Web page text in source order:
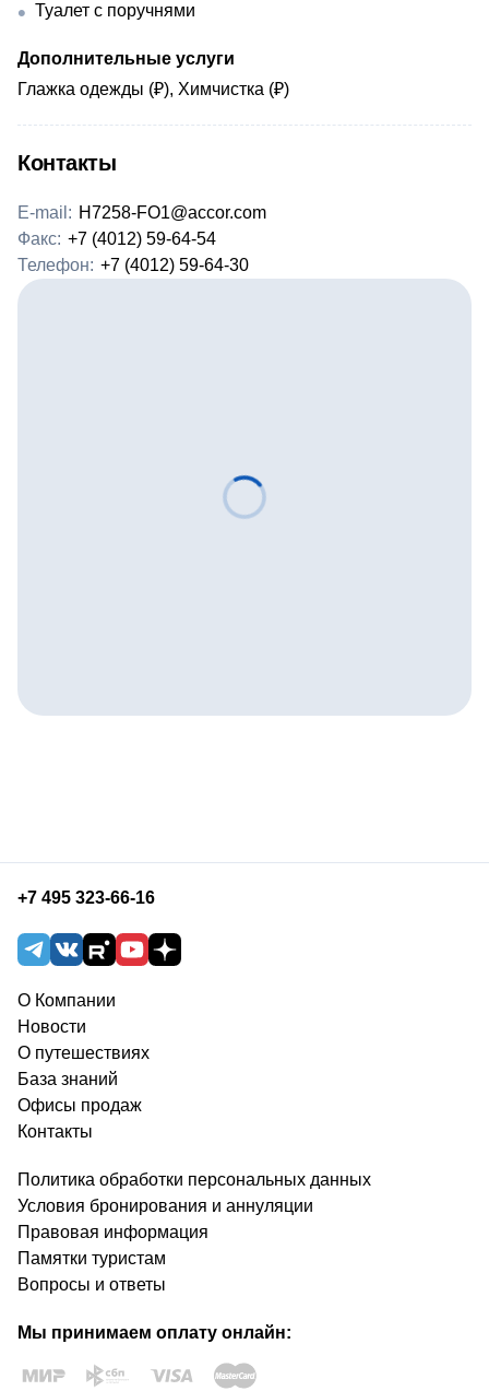
Туалет с поручнями
Дополнительные услуги
Глажка одежды (₽), Химчистка (₽)
Контакты
E-mail: H7258-FO1@accor.com
Факс: +7 (4012) 59-64-54
Телефон: +7 (4012) 59-64-30
+7 495 323-66-16
О Компании
Новости
О путешествиях
База знаний
Офисы продаж
Контакты
Политика обработки персональных данных
Условия бронирования и аннуляции
Правовая информация
Памятки туристам
Вопросы и ответы
Мы принимаем оплату онлайн: